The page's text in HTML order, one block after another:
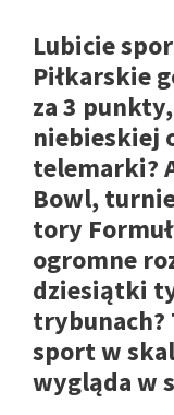
Lubicie
Piłkarskie
za 3
niebieskiej
telemarki?
Bowl,
tory
ogromne
dziesiątki
trybunach?
sport w
wygląda w